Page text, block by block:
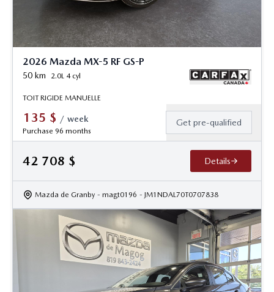
2026 Mazda MX-5 RF GS-P
50 km 2.0L 4 cyl
TOIT RIGIDE MANUELLE
135 $ / week
Purchase 96 months
Get pre-qualified
42 708 $ Details
Mazda de Granby - magt0196 - JM1NDAL70T0707838